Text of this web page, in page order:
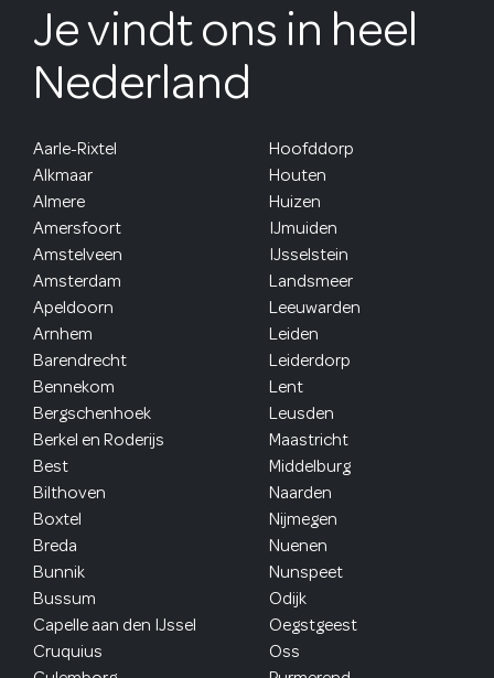
Je vindt ons in heel
Nederland
Aarle-Rixtel
Alkmaar
Almere
Amersfoort
Amstelveen
Amsterdam
Apeldoorn
Arnhem
Barendrecht
Bennekom
Bergschenhoek
Berkel en Roderijs
Best
Bilthoven
Boxtel
Breda
Bunnik
Bussum
Capelle aan den IJssel
Cruquius
Hoofddorp
Houten
Huizen
IJmuiden
IJsselstein
Landsmeer
Leeuwarden
Leiden
Leiderdorp
Lent
Leusden
Maastricht
Middelburg
Naarden
Nijmegen
Nuenen
Nunspeet
Odijk
Oegstgeest
Oss